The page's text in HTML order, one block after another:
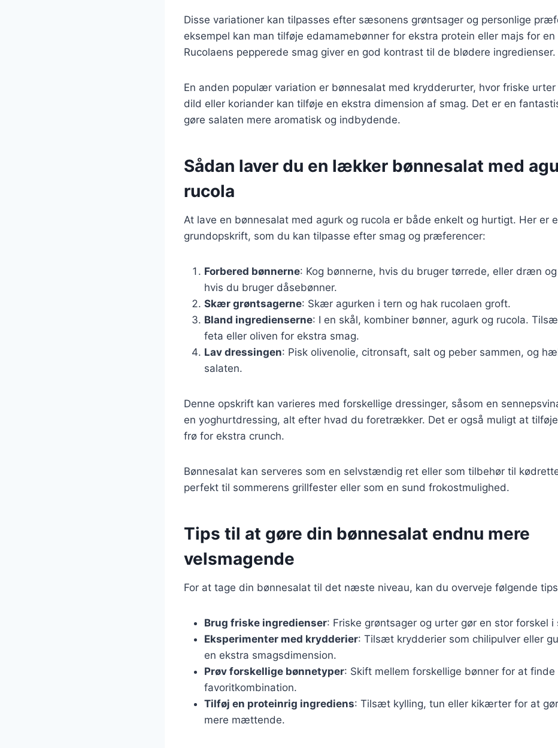
Disse variationer kan tilpasses efter sæsonens grøntsager og personlige
eksempel kan man tilføje edamamebønner for ekstra protein eller majs for en
Rucolaens pepperede smag giver en god kontrast til de blødere ingredienser.
En anden populær variation er bønnesalat med krydderurter, hvor friske urter
dild eller koriander kan tilføje en ekstra dimension af smag. Det er en
gøre salaten mere aromatisk og indbydende.
Sådan laver du en lækker bønnesalat med
rucola
At lave en bønnesalat med agurk og rucola er både enkelt og hurtigt. Her er
grundopskrift, som du kan tilpasse efter smag og præferencer:
Forbered bønnerne: Kog bønnerne, hvis du bruger tørrede, eller dræn
hvis du bruger dåsebønner.
Skær grøntsagerne: Skær agurken i tern og hak rucolaen groft.
Bland ingredienserne: I en skål, kombiner bønner, agurk og rucola.
feta eller oliven for ekstra smag.
Lav dressingen: Pisk olivenolie, citronsaft, salt og peber sammen, og
salaten.
Denne opskrift kan varieres med forskellige dressinger, såsom en
en yoghurtdressing, alt efter hvad du foretrækker. Det er også muligt at
frø for ekstra crunch.
Bønnesalat kan serveres som en selvstændig ret eller som tilbehør til
perfekt til sommerens grillfester eller som en sund frokostmulighed.
Tips til at gøre din bønnesalat endnu mere
velsmagende
For at tage din bønnesalat til det næste niveau, kan du overveje følgende
Brug friske ingredienser: Friske grøntsager og urter gør en stor forskel i
Eksperimenter med krydderier: Tilsæt krydderier som chilipulver eller
en ekstra smagsdimension.
Prøv forskellige bønnetyper: Skift mellem forskellige bønner for at finde
favoritkombination.
Tilføj en proteinrig ingrediens: Tilsæt kylling, tun eller kikærter for at
mere mættende.